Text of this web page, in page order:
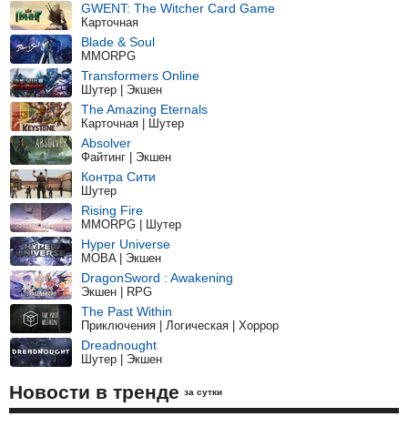
GWENT: The Witcher Card Game
Карточная
Blade & Soul
MMORPG
Transformers Online
Шутер | Экшен
The Amazing Eternals
Карточная | Шутер
Absolver
Файтинг | Экшен
Контра Сити
Шутер
Rising Fire
MMORPG | Шутер
Hyper Universe
MOBA | Экшен
DragonSword : Awakening
Экшен | RPG
The Past Within
Приключения | Логическая | Хоррор
Dreadnought
Шутер | Экшен
Новости в тренде за сутки